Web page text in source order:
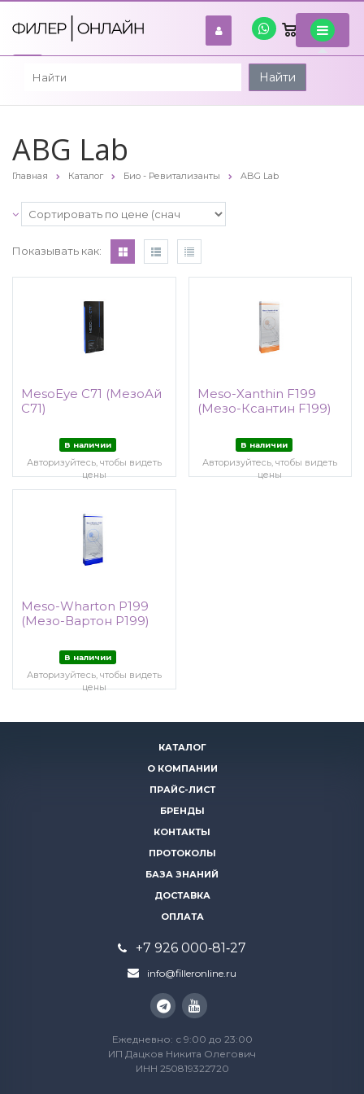
войти
Найти
ABG Lab
Главная Каталог Био - Ревитализанты ABG Lab
Показывать как:
MesoEye C71 (МезоАй
C71)
В наличии
Авторизуйтесь, чтобы видеть
цены
Meso-Xanthin F199
(Мезо-Ксантин F199)
В наличии
Авторизуйтесь, чтобы видеть
цены
Meso-Wharton P199
(Мезо-Вартон P199)
В наличии
Авторизуйтесь, чтобы видеть
цены
КАТАЛОГ
О КОМПАНИИ
ПРАЙС-ЛИСТ
БРЕНДЫ
КОНТАКТЫ
ПРОТОКОЛЫ
БАЗА ЗНАНИЙ
ДОСТАВКА
ОПЛАТА
+7 926 000‑81‑27
info@filleronline.ru
Ежедневно: с 9:00 до 23:00
ИП Дацков Никита Олегович
ИНН 250819322720